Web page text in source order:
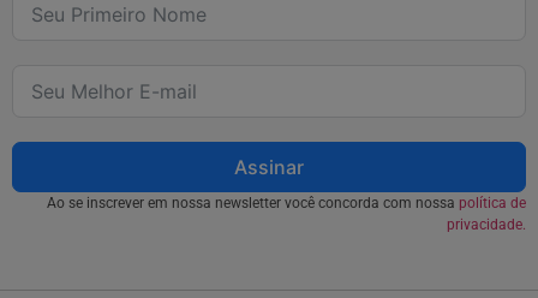
Assinar
Ao se inscrever em nossa newsletter você concorda com nossa política de
privacidade.